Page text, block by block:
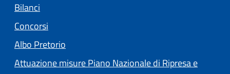
Bilanci
Concorsi
Albo Pretorio
Attuazione misure Piano Nazionale di Ripresa e